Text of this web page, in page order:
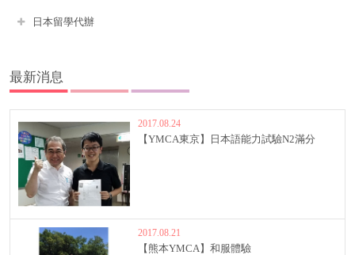
日本留學代辦
最新消息
2017.08.24
【YMCA東京】日本語能力試驗N2滿分
2017.08.21
【熊本YMCA】和服體驗